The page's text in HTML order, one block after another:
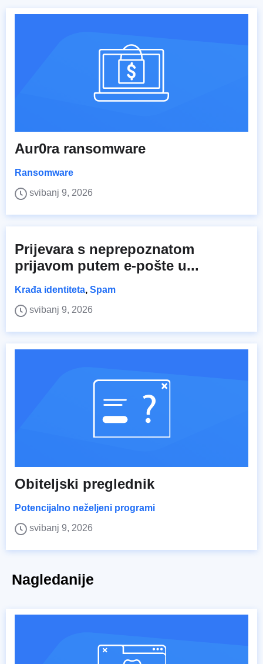
Aur0ra ransomware
Ransomware
svibanj 9, 2026
Prijevara s neprepoznatom
prijavom putem e-pošte u...
Krađa identiteta, Spam
svibanj 9, 2026
Obiteljski preglednik
Potencijalno neželjeni programi
svibanj 9, 2026
Nagledanije